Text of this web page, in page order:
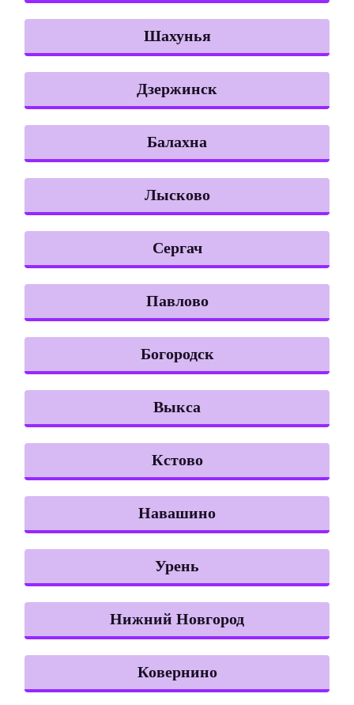
Шахунья
Дзержинск
Балахна
Лысково
Сергач
Павлово
Богородск
Выкса
Кстово
Навашино
Урень
Нижний Новгород
Ковернино